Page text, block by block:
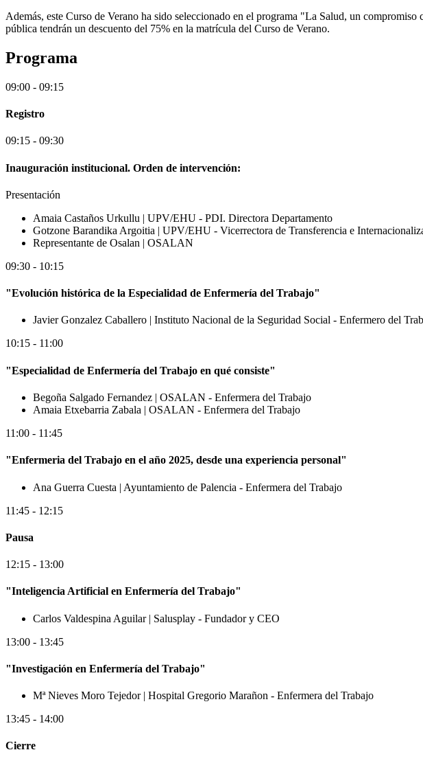
Además, este Curso de Verano ha sido seleccionado en el programa "La Salud, un
pública tendrán un descuento del 75% en la matrícula del Curso de Verano.
Programa
09:00 - 09:15
Registro
09:15 - 09:30
Inauguración institucional. Orden de intervención:
Presentación
Amaia Castaños Urkullu | UPV/EHU - PDI. Directora Departamento
Gotzone Barandika Argoitia | UPV/EHU - Vicerrectora de Transferencia e
Representante de Osalan | OSALAN
09:30 - 10:15
"Evolución histórica de la Especialidad de Enfermería del Trabajo"
Javier Gonzalez Caballero | Instituto Nacional de la Seguridad Social - Enfermero del
10:15 - 11:00
"Especialidad de Enfermería del Trabajo en qué consiste"
Begoña Salgado Fernandez | OSALAN - Enfermera del Trabajo
Amaia Etxebarria Zabala | OSALAN - Enfermera del Trabajo
11:00 - 11:45
"Enfermeria del Trabajo en el año 2025, desde una experiencia personal"
Ana Guerra Cuesta | Ayuntamiento de Palencia - Enfermera del Trabajo
11:45 - 12:15
Pausa
12:15 - 13:00
"Inteligencia Artificial en Enfermería del Trabajo"
Carlos Valdespina Aguilar| Salusplay - Fundador y CEO
13:00 - 13:45
"Investigación en Enfermería del Trabajo"
Mª Nieves Moro Tejedor| Hospital Gregorio Marañon - Enfermera del Trabajo
13:45 - 14:00
Cierre